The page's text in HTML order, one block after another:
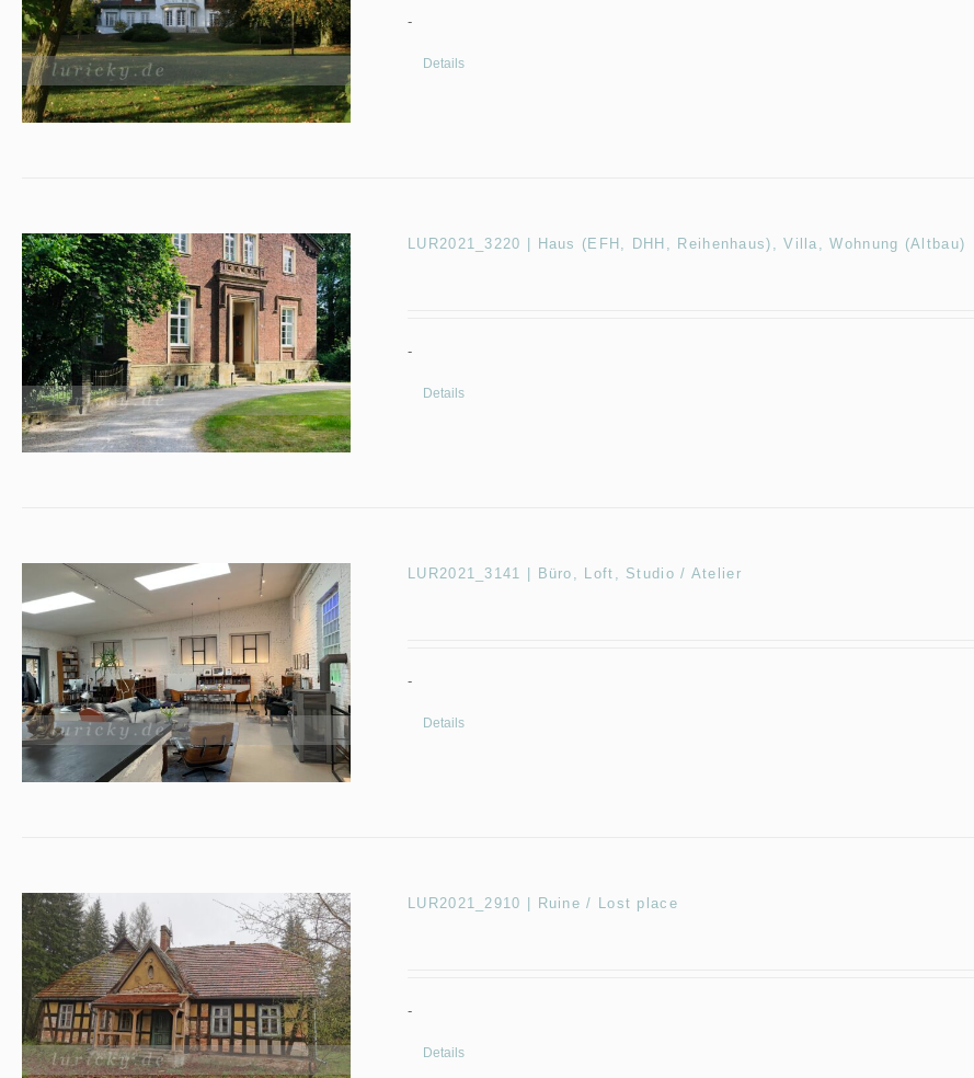
-
Details
LUR2021_3220 | Haus (EFH, DHH, Reihenhaus), Villa, Wohnung (Altbau)
-
Details
LUR2021_3141 | Büro, Loft, Studio / Atelier
-
Details
LUR2021_2910 | Ruine / Lost place
-
Details